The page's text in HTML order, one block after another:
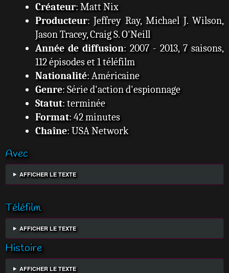
Créateur: Matt Nix
Producteur: Jeffrey Ray, Michael J. Wilson,
Jason Tracey, Craig S. O'Neill
Année de diffusion: 2007 - 2013, 7 saisons,
112 épisodes et 1 téléfilm
Nationalité: Américaine
Genre: Série d'action d'espionnage
Statut: terminée
Format: 42 minutes
Chaîne: USA Network
Avec
AFFICHER LE TEXTE
Téléfilm
AFFICHER LE TEXTE
Histoire
AFFICHER LE TEXTE